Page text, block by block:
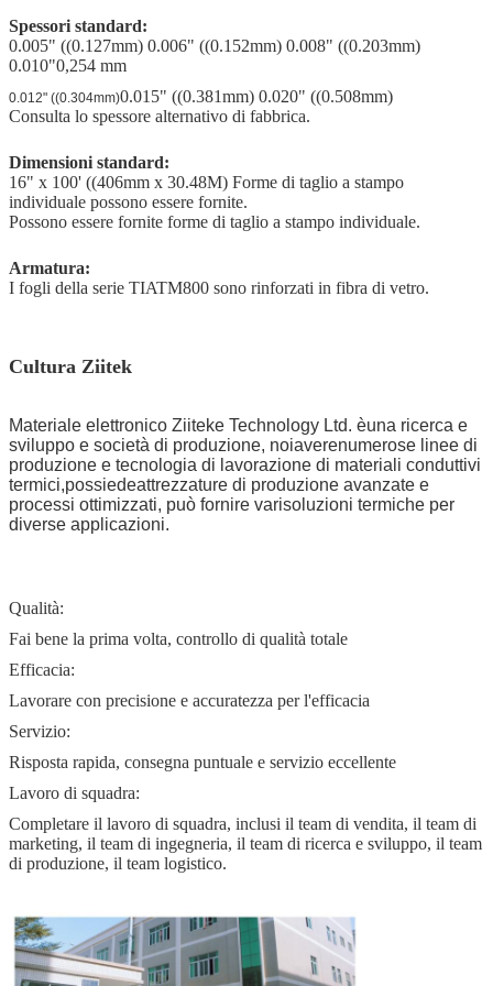
Spessori standard:
0.005" ((0.127mm) 0.006" ((0.152mm) 0.008" ((0.203mm)
0.010"0,254 mm
0.012" ((0.304mm)0.015" ((0.381mm) 0.020" ((0.508mm)
Consulta lo spessore alternativo di fabbrica.
Dimensioni standard:
16" x 100' ((406mm x 30.48M) Forme di taglio a stampo
individuale possono essere fornite.
Possono essere fornite forme di taglio a stampo individuale.
Armatura:
I fogli della serie TIATM800 sono rinforzati in fibra di vetro.
Cultura Ziitek
Materiale elettronico Ziiteke Technology Ltd. èuna ricerca e
sviluppo e società di produzione, noiaverenumerose linee di
produzione e tecnologia di lavorazione di materiali conduttivi
termici,possiedeattrezzature di produzione avanzate e
processi ottimizzati, può fornire varisoluzioni termiche per
diverse applicazioni.
Qualità:
Fai bene la prima volta, controllo di qualità totale
Efficacia:
Lavorare con precisione e accuratezza per l'efficacia
Servizio:
Risposta rapida, consegna puntuale e servizio eccellente
Lavoro di squadra:
Completare il lavoro di squadra, inclusi il team di vendita, il team di
marketing, il team di ingegneria, il team di ricerca e sviluppo, il team
di produzione, il team logistico.